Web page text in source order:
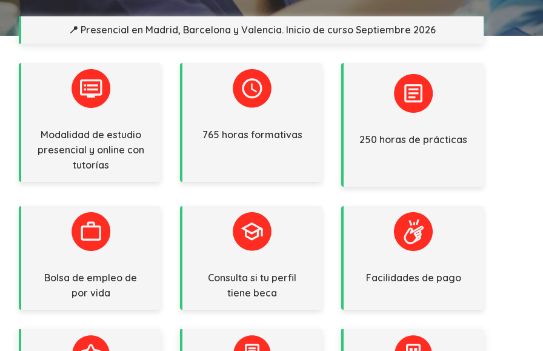
📍 Presencial en Madrid, Barcelona y Valencia. Inicio de curso Septiembre 2026
Modalidad de estudio
presencial y online con
tutorías
765 horas formativas 250 horas de prácticas
Bolsa de empleo de
por vida
Consulta si tu perfil
tiene beca
Facilidades de pago